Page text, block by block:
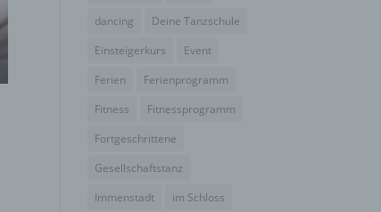
dancing
Deine Tanzschule
Einsteigerkurs
Event
Ferien
Ferienprogramm
Fitness
Fitnessprogramm
Fortgeschrittene
Gesellschaftstanz
Immenstadt
im Schloss